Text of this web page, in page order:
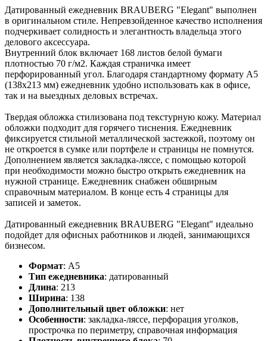
Датированный ежедневник BRAUBERG "Elegant" выполнен
в оригинальном стиле. Непревзойденное качество исполнения
подчеркивает солидность и элегантность владельца этого
делового аксессуара.
Внутренний блок включает 168 листов белой бумаги
плотностью 70 г/м2. Каждая страничка имеет
перфорированный угол. Благодаря стандартному формату А5
(138x213 мм) ежедневник удобно использовать как в офисе,
так и на выездных деловых встречах.
Твердая обложка стилизована под текстурную кожу. Материал
обложки подходит для горячего тиснения. Ежедневник
фиксируется стильной металлической застежкой, поэтому он
не откроется в сумке или портфеле и страницы не помнутся.
Дополнением является закладка-ляссе, с помощью которой
при необходимости можно быстро открыть ежедневник на
нужной странице. Ежедневник снабжен обширным
справочным материалом. В конце есть 4 страницы для
записей и заметок.
Датированный ежедневник BRAUBERG "Elegant" идеально
подойдет для офисных работников и людей, занимающихся
бизнесом.
Формат: А5
Тип ежедневника: датированный
Длина: 213
Ширина: 138
Дополнительный цвет обложки: нет
Особенности: закладка-ляссе, перфорация уголков,
прострочка по периметру, справочная информация